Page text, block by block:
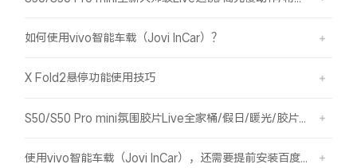
如何使用vivo智能车载（Jovi InCar）？
X Fold2悬停功能使用技巧